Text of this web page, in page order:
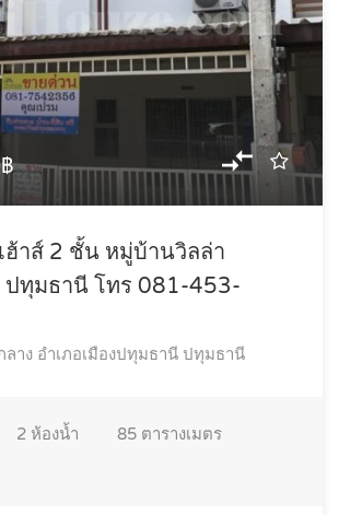
ฮ้าส์ 2 ชั้น หมู่บ้านวิลล่า
ปทุมธานี โทร 081-453-
าง อำเภอเมืองปทุมธานี ปทุมธานี
2 ห้องน้ำ 85 ตารางเมตร